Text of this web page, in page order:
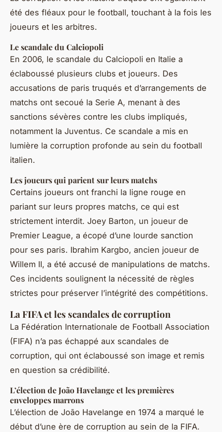
été des fléaux pour le football, touchant à la fois les
joueurs et les arbitres.
Le scandale du Calciopoli
En 2006, le scandale du Calciopoli en Italie a
éclaboussé plusieurs clubs et joueurs. Des
accusations de paris truqués et d’arrangements de
matchs ont secoué la Serie A, menant à des
sanctions sévères contre les clubs impliqués,
notamment la Juventus. Ce scandale a mis en
lumière la corruption profonde au sein du football
italien.
Les joueurs qui parient sur leurs matchs
Certains joueurs ont franchi la ligne rouge en
pariant sur leurs propres matchs, ce qui est
strictement interdit. Joey Barton, un joueur de
Premier League, a écopé d’une lourde sanction
pour ses paris. Ibrahim Kargbo, ancien joueur de
Willem II, a été accusé de manipulations de matchs.
Ces incidents soulignent la nécessité de règles
strictes pour préserver l’intégrité des compétitions.
La FIFA et les scandales de corruption
La Fédération Internationale de Football Association
(FIFA) n’a pas échappé aux scandales de
corruption, qui ont éclaboussé son image et remis
en question sa crédibilité.
L’élection de João Havelange et les premières
enveloppes marrons
L’élection de João Havelange en 1974 a marqué le
début d’une ère de corruption au sein de la FIFA.